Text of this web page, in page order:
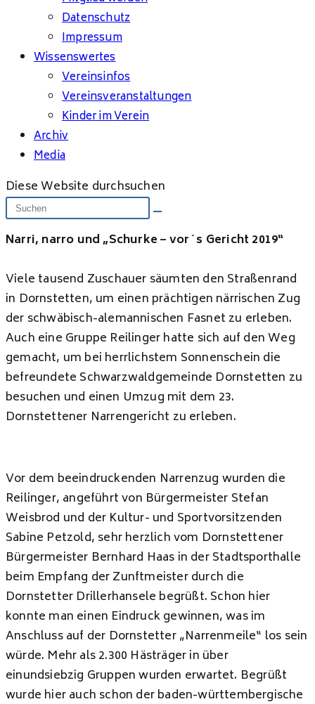
Datenschutz
Impressum
Wissenswertes
Vereinsinfos
Vereinsveranstaltungen
Kinder im Verein
Archiv
Media
Diese Website durchsuchen
Narri, narro und „Schurke – vor´s Gericht 2019“
Viele tausend Zuschauer säumten den Straßenrand
in Dornstetten, um einen prächtigen närrischen Zug
der schwäbisch-alemannischen Fasnet zu erleben.
Auch eine Gruppe Reilinger hatte sich auf den Weg
gemacht, um bei herrlichstem Sonnenschein die
befreundete Schwarzwaldgemeinde Dornstetten zu
besuchen und einen Umzug mit dem 23.
Dornstettener Narrengericht zu erleben.
Vor dem beeindruckenden Narrenzug wurden die
Reilinger, angeführt von Bürgermeister Stefan
Weisbrod und der Kultur- und Sportvorsitzenden
Sabine Petzold, sehr herzlich vom Dornstettener
Bürgermeister Bernhard Haas in der Stadtsporthalle
beim Empfang der Zunftmeister durch die
Dornstetter Drillerhansele begrüßt. Schon hier
konnte man einen Eindruck gewinnen, was im
Anschluss auf der Dornstetter „Narrenmeile“ los sein
würde. Mehr als 2.300 Hästräger in über
einundsiebzig Gruppen wurden erwartet. Begrüßt
wurde hier auch schon der baden-württembergische